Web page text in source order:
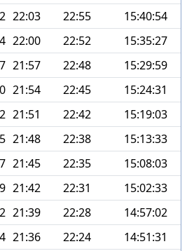
22:03 22:55 15:40:54
22:00 22:52 15:35:27
21:57 22:48 15:29:59
21:54 22:45 15:24:31
21:51 22:42 15:19:03
21:48 22:38 15:13:33
21:45 22:35 15:08:03
21:42 22:31 15:02:33
21:39 22:28 14:57:02
21:36 22:24 14:51:31